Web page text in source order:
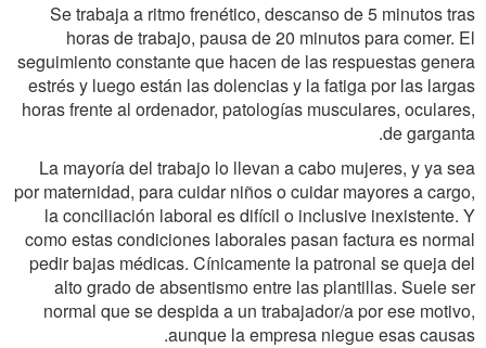
Se trabaja a ritmo frenético, descanso de 5 minutos tras
horas de trabajo, pausa de 20 minutos para comer. El
seguimiento constante que hacen de las respuestas genera
estrés y luego están las dolencias y la fatiga por las largas
horas frente al ordenador, patologías musculares, oculares,
de garganta.
La mayoría del trabajo lo llevan a cabo mujeres, y ya sea
por maternidad, para cuidar niños o cuidar mayores a cargo,
la conciliación laboral es difícil o inclusive inexistente. Y
como estas condiciones laborales pasan factura es normal
pedir bajas médicas. Cínicamente la patronal se queja del
alto grado de absentismo entre las plantillas. Suele ser
normal que se despida a un trabajador/a por ese motivo,
aunque la empresa niegue esas causas.